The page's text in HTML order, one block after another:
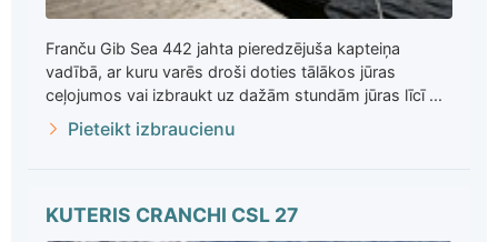
Franču Gib Sea 442 jahta pieredzējuša kapteiņa
vadībā, ar kuru varēs droši doties tālākos jūras
ceļojumos vai izbraukt uz dažām stundām jūras līcī ...
Pieteikt izbraucienu
KUTERIS CRANCHI CSL 27